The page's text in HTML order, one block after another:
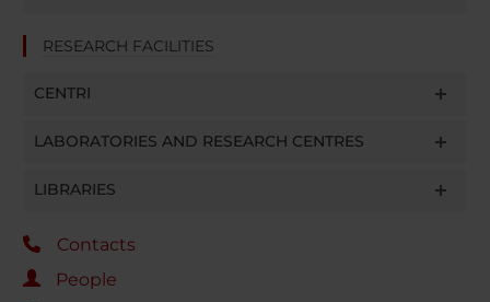
RESEARCH FACILITIES
CENTRI
LABORATORIES AND RESEARCH CENTRES
LIBRARIES
Contacts
People